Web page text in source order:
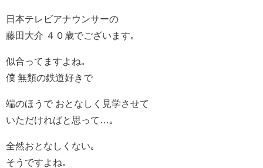
日本テレビアナウンサーの
藤田大介 ４０歳でございます｡
似合ってますよね｡
僕 無類の鉄道好きで
端のほうで おとなしく見学させて
いただければと思って…｡
全然おとなしくない｡
そうですよね｡